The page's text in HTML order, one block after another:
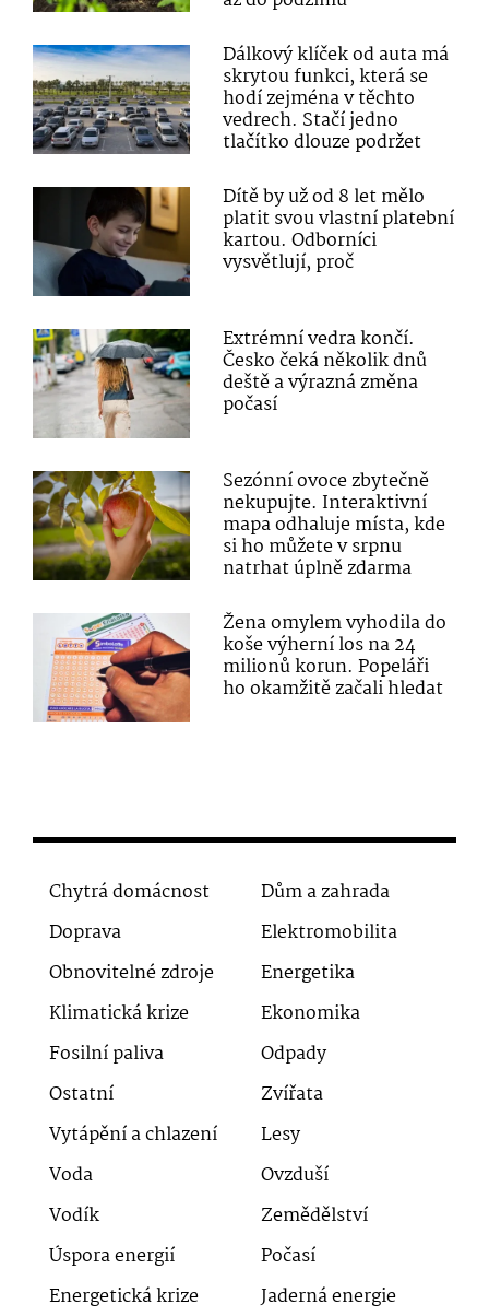
Dálkový klíček od auta má
skrytou funkci, která se
hodí zejména v těchto
vedrech. Stačí jedno
tlačítko dlouze podržet
Dítě by už od 8 let mělo
platit svou vlastní platební
kartou. Odborníci
vysvětlují, proč
Extrémní vedra končí.
Česko čeká několik dnů
deště a výrazná změna
počasí
Sezónní ovoce zbytečně
nekupujte. Interaktivní
mapa odhaluje místa, kde
si ho můžete v srpnu
natrhat úplně zdarma
Žena omylem vyhodila do
koše výherní los na 24
milionů korun. Popeláři
ho okamžitě začali hledat
Chytrá domácnost
Dům a zahrada
Doprava
Elektromobilita
Obnovitelné zdroje
Energetika
Klimatická krize
Ekonomika
Fosilní paliva
Odpady
Ostatní
Zvířata
Vytápění a chlazení
Lesy
Voda
Ovzduší
Vodík
Zemědělství
Úspora energií
Počasí
Energetická krize
Jaderná energie